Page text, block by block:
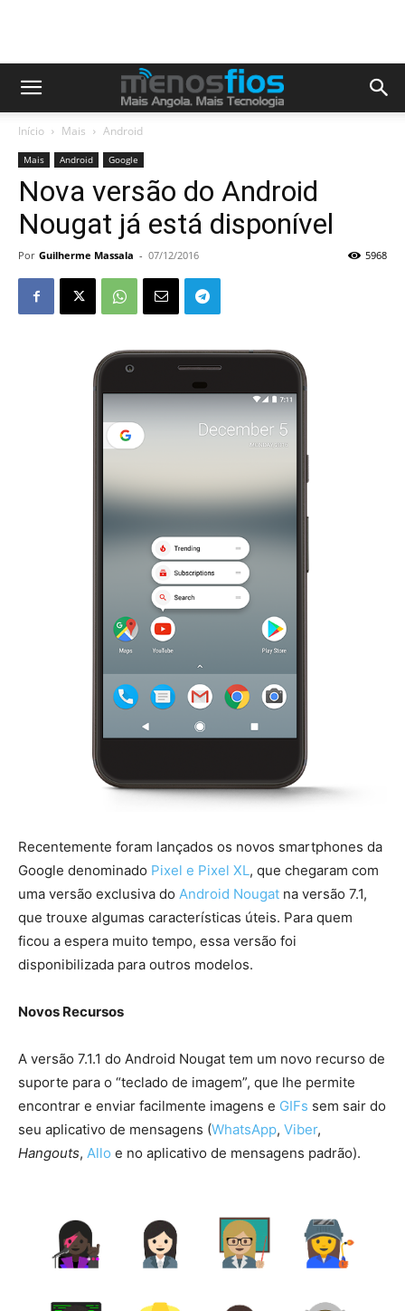
Início Mais Android
Mais Android Google
Nova versão do Android
Nougat já está disponível
Por Guilherme Massala - 07/12/2016 5968
Recentemente foram lançados os novos smartphones da
Google denominado Pixel e Pixel XL, que chegaram com
uma versão exclusiva do Android Nougat na versão 7.1,
que trouxe algumas características úteis. Para quem
ficou a espera muito tempo, essa versão foi
disponibilizada para outros modelos.
Novos Recursos
A versão 7.1.1 do Android Nougat tem um novo recurso de
suporte para o “teclado de imagem”, que lhe permite
encontrar e enviar facilmente imagens e GIFs sem sair do
seu aplicativo de mensagens (WhatsApp, Viber,
Hangouts, Allo e no aplicativo de mensagens padrão).